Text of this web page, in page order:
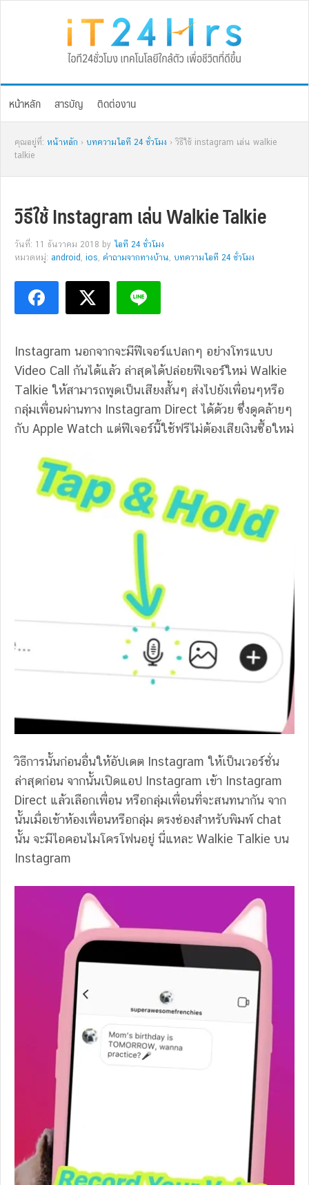
หน้าหลัก สารบัญ ติดต่องาน
คุณอยู่ที่: หน้าหลัก › บทความไอที 24 ชั่วโมง › วิธีใช้ instagram เล่น walkie
talkie
วิธีใช้ Instagram เล่น Walkie Talkie
วันที่: 11 ธันวาคม 2018 by ไอที 24 ชั่วโมง
หมวดหมู่: android , ios, คำถามจากทางบ้าน, บทความไอที 24 ชั่วโมง
Instagram นอกจากจะมีฟีเจอร์แปลกๆ อย่างโทรแบบ
Video Call กันได้แล้ว ล่าสุดได้ปล่อยฟีเจอร์ใหม่ Walkie
Talkie ให้สามารถพูดเป็นเสียงสั้นๆ ส่งไปยังเพื่อนๆหรือ
กลุ่มเพื่อนผ่านทาง Instagram Direct ได้ด้วย ซึ่งดูคล้ายๆ
กับ Apple Watch แต่ฟีเจอร์นี้ใช้ฟรีไม่ต้องเสียเงินซื้อใหม่
วิธีการนั้นก่อนอื่นให้อัปเดต Instagram ให้เป็นเวอร์ชั่น
ล่าสุดก่อน จากนั้นเปิดแอป Instagram เข้า Instagram
Direct แล้วเลือกเพื่อน หรือกลุ่มเพื่อนที่จะสนทนากัน จาก
นั้นเมื่อเข้าห้องเพื่อนหรือกลุ่ม ตรงช่องสำหรับพิมพ์ chat
นั้น จะมีไอคอนไมโครโฟนอยู่ นี่แหละ Walkie Talkie บน
Instagram